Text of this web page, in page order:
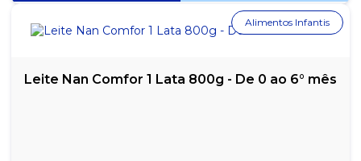
Leite Nan Comfor 1 Lata 800g - De 0 ao 6° mês
Alimentos Infantis